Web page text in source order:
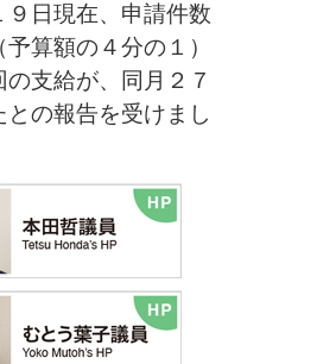
９日現在、申請件数
算額の４分の１）
支給が、同月２７
との報告を受けまし